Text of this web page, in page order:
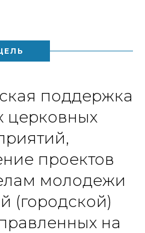
поддержка
церковных
проектов
молодежи
(городской)
на